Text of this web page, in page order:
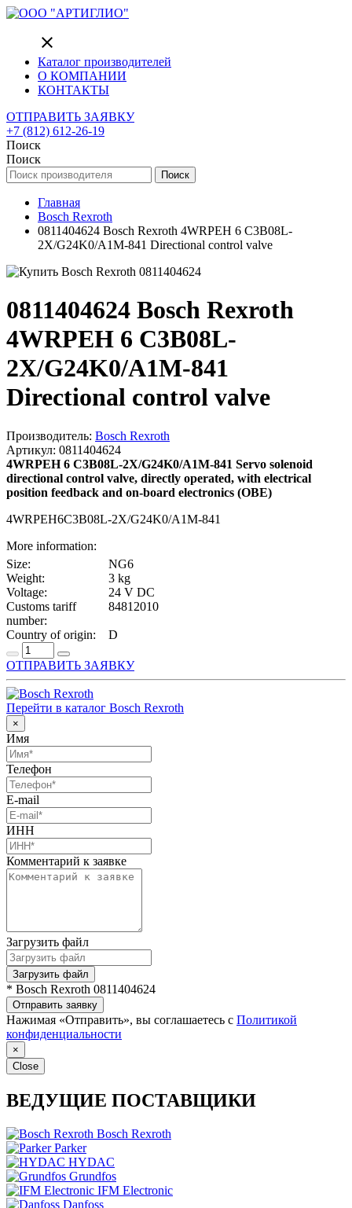
close
Каталог производителей
О КОМПАНИИ
КОНТАКТЫ
ОТПРАВИТЬ ЗАЯВКУ
+7 (812) 612-26-19
Поиск
Поиск
Поиск
Главная
Bosch Rexroth
0811404624 Bosch Rexroth 4WRPEH 6 C3B08L-
2X/G24K0/A1M-841 Directional control valve
0811404624 Bosch Rexroth
4WRPEH 6 C3B08L-
2X/G24K0/A1M-841
Directional control valve
Производитель: Bosch Rexroth
Артикул: 0811404624
4WRPEH 6 C3B08L-2X/G24K0/A1M-841 Servo solenoid
directional control valve, directly operated, with electrical
position feedback and on-board electronics (OBE)
4WRPEH6C3B08L-2X/G24K0/A1M-841
More information:
Size:
NG6
Weight:
3 kg
Voltage:
24 V DC
Customs tariff
number:
84812010
Country of origin: D
ОТПРАВИТЬ ЗАЯВКУ
Перейти в каталог Bosch Rexroth
×
Имя
Телефон
E-mail
ИНН
Комментарий к заявке
Загрузить файл
Загрузить файл
* Bosch Rexroth 0811404624
Отправить заявку
Нажимая «Отправить», вы соглашаетесь с Политикой
конфиденциальности
×
Close
ВЕДУЩИЕ ПОСТАВЩИКИ
Bosch Rexroth
Parker
HYDAC
Grundfos
IFM Electronic
Danfoss